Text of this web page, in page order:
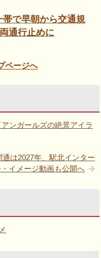
帯で早朝から交通規
通行止めに
ページへ
ンガールズの絶景アイラ
は2027年、駅北インター
イメージ動画も公開へ